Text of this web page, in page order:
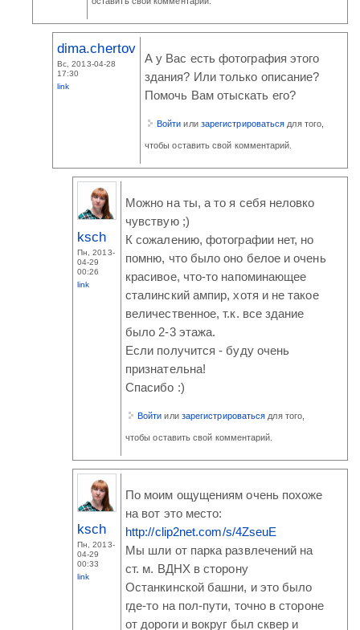
dima.chertov
Вс, 2013-04-28
17:30
link
А у Вас есть фотография этого
здания? Или только описание?
Помочь Вам отыскать его?
Войти или зарегистрироваться для того,
чтобы оставить свой комментарий.
ksch
Пн, 2013-
04-29
00:26
link
Можно на ты, а то я себя неловко
чувствую ;)
К сожалению, фотографии нет, но
помню, что было оно белое и очень
красивое, что-то напоминающее
сталинский ампир, хотя и не такое
величественное, т.к. все здание
было 2-3 этажа.
Если получится - буду очень
признательна!
Спасибо :)
Войти или зарегистрироваться для того,
чтобы оставить свой комментарий.
ksch
Пн, 2013-
04-29
00:33
link
По моим ощущениям очень похоже
на вот это место:
http://clip2net.com/s/4ZseuE
Мы шли от парка развлечений на
ст. м. ВДНХ в сторону
Останкинской башни, и это было
где-то на пол-пути, точно в стороне
от дороги и вокруг был сквер и